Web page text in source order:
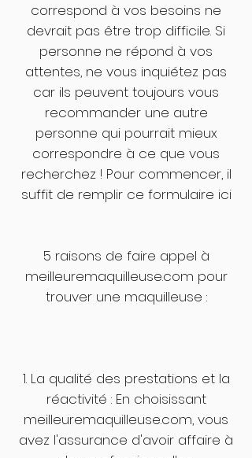
correspond à vos besoins ne
devrait pas être trop difficile. Si
personne ne répond à vos
attentes, ne vous inquiétez pas
car ils peuvent toujours vous
recommander une autre
personne qui pourrait mieux
correspondre à ce que vous
recherchez ! Pour commencer, il
suffit de remplir ce formulaire ici
5 raisons de faire appel à
meilleuremaquilleuse.com pour
trouver une maquilleuse :
1. La qualité des prestations et la
réactivité : En choisissant
meilleuremaquilleuse.com, vous
avez l'assurance d'avoir affaire à